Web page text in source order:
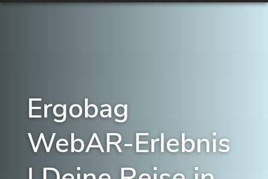
Ergobag
WebAR-Erlebnis